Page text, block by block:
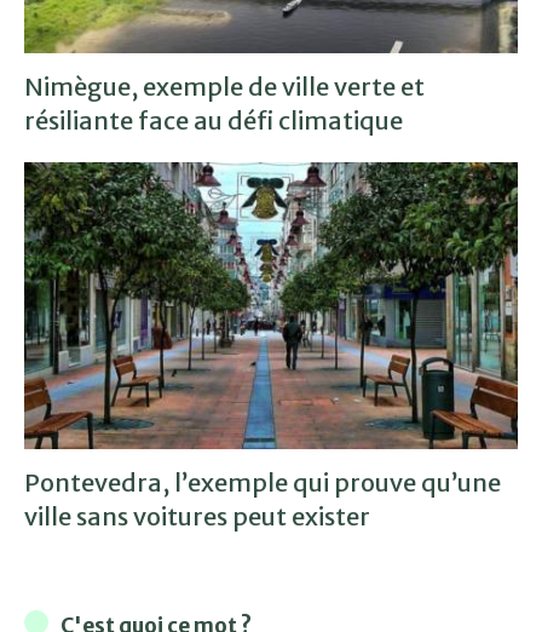
Nimègue, exemple de ville verte et
résiliante face au défi climatique
Pontevedra, l’exemple qui prouve qu’une
ville sans voitures peut exister
C'est quoi ce mot ?